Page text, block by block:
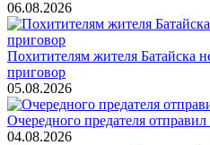
06.08.2026
Похитителям жителя Батайска
приговор
05.08.2026
Очередного предателя
04.08.2026